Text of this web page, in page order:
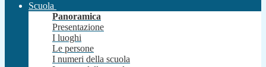
Scuola
Panoramica
Presentazione
I luoghi
Le persone
I numeri della scuola